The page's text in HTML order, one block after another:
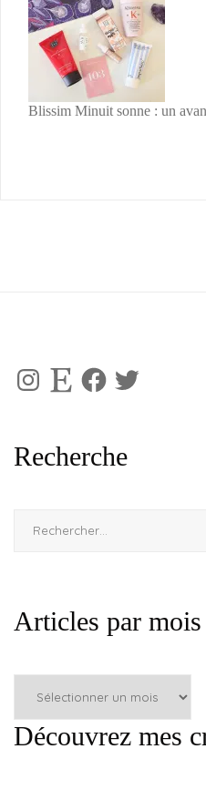
Blissim Minuit sonne : un
Instagram
Etsy Facebook
Twitter
Recherche
Articles par mois
mois
Découvrez mes